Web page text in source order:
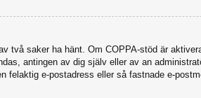
saker ha hänt. Om COPPA-stöd är
antingen av dig själv eller av an
e-postadress eller så fastnade e-